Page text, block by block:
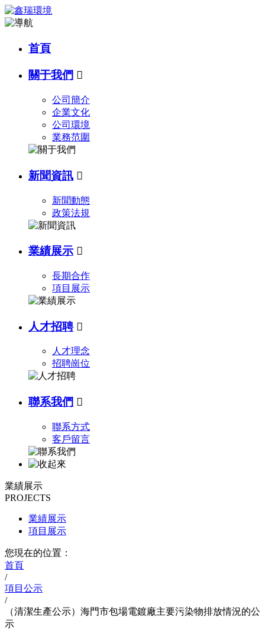
首頁
關于我們 
公司簡介
企業文化
公司環境
業務范圍
新聞資訊 
新聞動態
政策法規
業績展示 
長期合作
項目展示
人才招聘 
人才理念
招聘崗位
聯系我們 
聯系方式
客戶留言
業績展示
PROJECTS
業績展示
項目展示
您現在的位置：
首頁
/
項目公示
/
（清潔生產公示）海門市包場電鍍廠主要污染物排放情況的公
示